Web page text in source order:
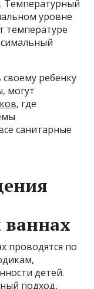
Температурный
уровне
температуре
ребенку
могут
, где
санитарные
проводятся по
детей.
подход,